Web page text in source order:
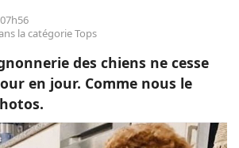
la catégorie Tops
des chiens ne cesse
en jour. Comme nous le